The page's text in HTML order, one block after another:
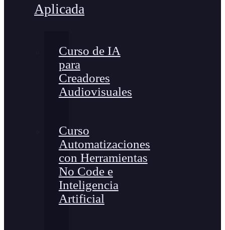
Aplicada
Curso de IA
para
Creadores
Audiovisuales
Curso
Automatizaciones
con Herramientas
No Code e
Inteligencia
Artificial